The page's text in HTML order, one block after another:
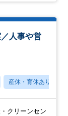
人事や営
産休・育休あり
クリーンセン